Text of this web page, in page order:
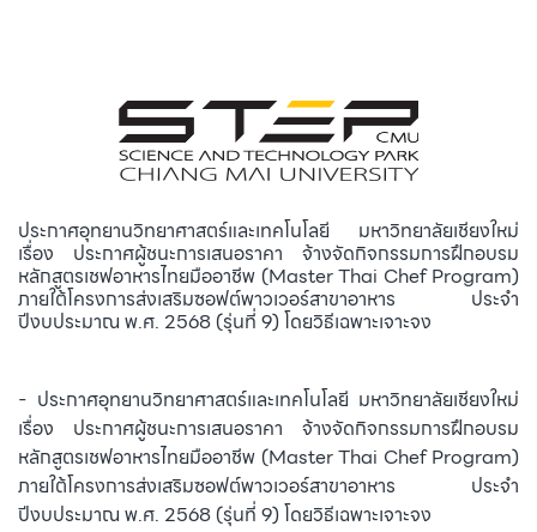
ประกาศอุทยานวิทยาศาสตร์และเทคโนโลยี มหาวิทยาลัยเชียงใหม่
เรื่อง ประกาศผู้ชนะการเสนอราคา จ้างจัดกิจกรรมการฝึกอบรม
หลักสูตรเชฟอาหารไทยมืออาชีพ (Master Thai Chef Program)
ภายใต้โครงการส่งเสริมซอฟต์พาวเวอร์สาขาอาหาร ประจำ
ปีงบประมาณ พ.ศ. 2568 (รุ่นที่ 9) โดยวิธีเฉพาะเจาะจง
- ประกาศอุทยานวิทยาศาสตร์และเทคโนโลยี มหาวิทยาลัยเชียงใหม่
เรื่อง ประกาศผู้ชนะการเสนอราคา จ้างจัดกิจกรรมการฝึกอบรม
หลักสูตรเชฟอาหารไทยมืออาชีพ (Master Thai Chef Program)
ภายใต้โครงการส่งเสริมซอฟต์พาวเวอร์สาขาอาหาร ประจำ
ปีงบประมาณ พ.ศ. 2568 (รุ่นที่ 9) โดยวิธีเฉพาะเจาะจง